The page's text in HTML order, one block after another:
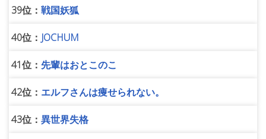
39位： 戦国妖狐
40位： JOCHUM
41位： 先輩はおとこのこ
42位： エルフさんは痩せられない。
43位： 異世界失格